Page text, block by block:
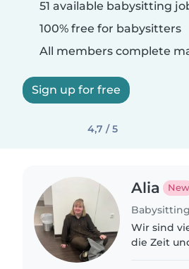
51 available babysitting
100% free for babysitters
All members complete
Sign up for free
4,7 / 5
Alia New
Wir sind
die Zeit